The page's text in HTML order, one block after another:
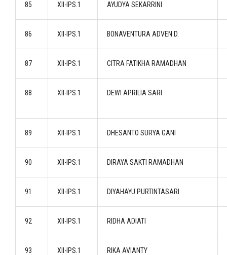
85 XII-IPS.1 AYUDYA SEKARRINI
86 XII-IPS.1 BONAVENTURA ADVEN D.
87 XII-IPS.1 CITRA FATIKHA RAMADHAN
88 XII-IPS.1 DEWI APRILIA SARI
89 XII-IPS.1 DHESANTO SURYA GANI
90 XII-IPS.1 DIRAYA SAKTI RAMADHAN
91 XII-IPS.1 DIYAHAYU PURTINTASARI
92 XII-IPS.1 RIDHA ADIATI
93 XII-IPS.1 RIKA AVIANTY